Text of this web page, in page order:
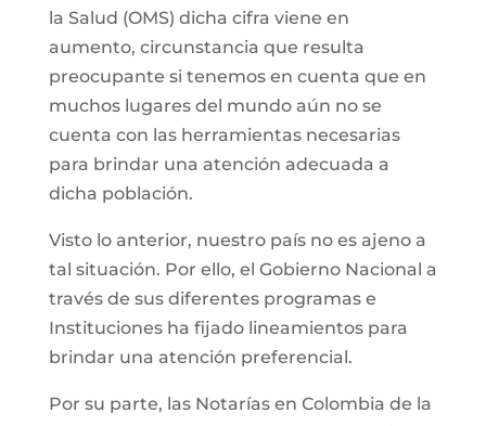
la Salud (OMS) dicha cifra viene en
aumento, circunstancia que resulta
preocupante si tenemos en cuenta que en
muchos lugares del mundo aún no se
cuenta con las herramientas necesarias
para brindar una atención adecuada a
dicha población.
Visto lo anterior, nuestro país no es ajeno a
tal situación. Por ello, el Gobierno Nacional a
través de sus diferentes programas e
Instituciones ha fijado lineamientos para
brindar una atención preferencial.
Por su parte, las Notarías en Colombia de la